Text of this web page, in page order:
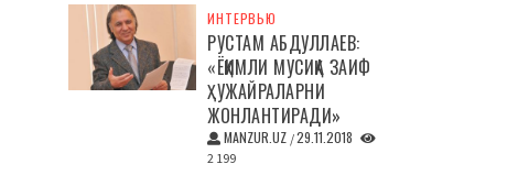
ИНТЕРВЬЮ
РУСТАМ АБДУЛЛАЕВ:
«ЁҚИМЛИ МУСИҚА ЗАИФ
ҲУЖАЙРАЛАРНИ
ЖОНЛАНТИРАДИ»
MANZUR.UZ /29.11.2018
2 199